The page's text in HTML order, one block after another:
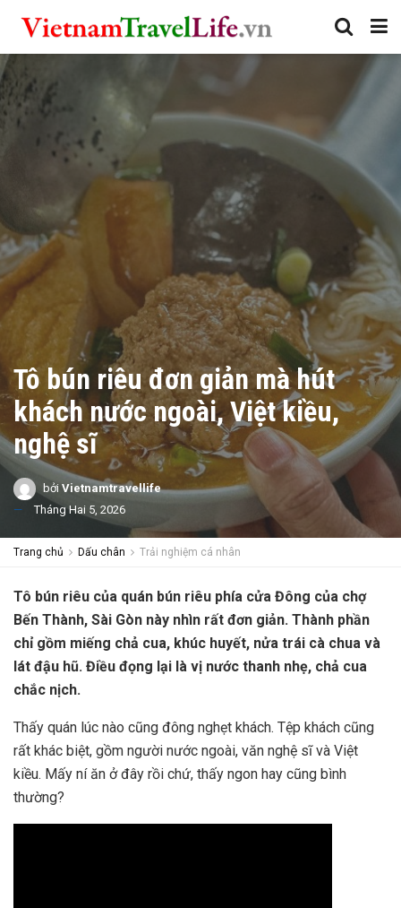
Tô bún riêu đơn giản mà hút
khách nước ngoài, Việt kiều,
nghệ sĩ
bởi Vietnamtravellife
Tháng Hai 5, 2026
Trang chủ Dấu chân Trải nghiệm cá nhân
Tô bún riêu của quán bún riêu phía cửa Đông của chợ
Bến Thành, Sài Gòn này nhìn rất đơn giản. Thành phần
chỉ gồm miếng chả cua, khúc huyết, nửa trái cà chua và
lát đậu hũ. Điều đọng lại là vị nước thanh nhẹ, chả cua
chắc nịch.
Thấy quán lúc nào cũng đông nghẹt khách. Tệp khách cũng
rất khác biệt, gồm người nước ngoài, văn nghệ sĩ và Việt
kiều. Mấy ní ăn ở đây rồi chứ, thấy ngon hay cũng bình
thường?